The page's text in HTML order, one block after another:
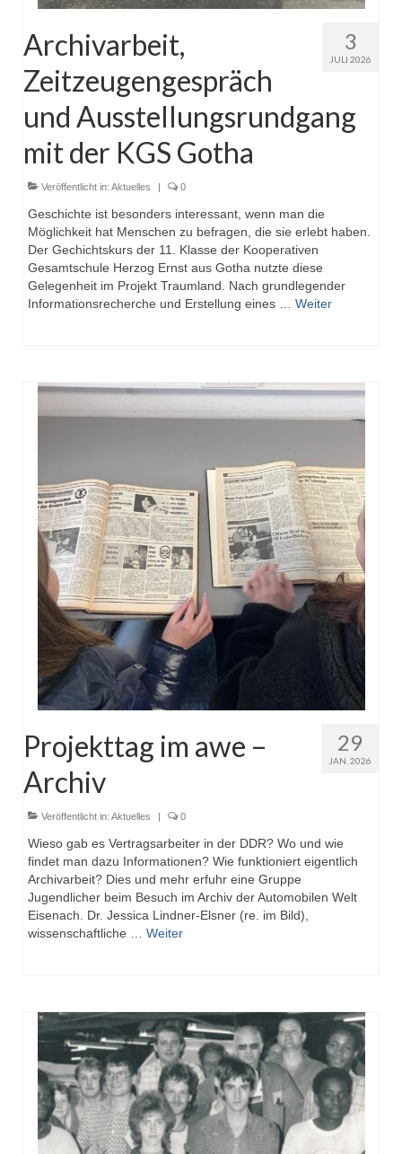
3
JULI 2026
Archivarbeit,
Zeitzeugengespräch
und Ausstellungsrundgang
mit der KGS Gotha
Veröffentlicht in: Aktuelles | 0
Geschichte ist besonders interessant, wenn man die
Möglichkeit hat Menschen zu befragen, die sie erlebt haben.
Der Gechichtskurs der 11. Klasse der Kooperativen
Gesamtschule Herzog Ernst aus Gotha nutzte diese
Gelegenheit im Projekt Traumland. Nach grundlegender
Informationsrecherche und Erstellung eines … Weiter
29
JAN. 2026
Projekttag im awe –
Archiv
Veröffentlicht in: Aktuelles | 0
Wieso gab es Vertragsarbeiter in der DDR? Wo und wie
findet man dazu Informationen? Wie funktioniert eigentlich
Archivarbeit? Dies und mehr erfuhr eine Gruppe
Jugendlicher beim Besuch im Archiv der Automobilen Welt
Eisenach. Dr. Jessica Lindner-Elsner (re. im Bild),
wissenschaftliche … Weiter